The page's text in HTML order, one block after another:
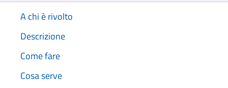
A chi è rivolto
Descrizione
Come fare
Cosa serve